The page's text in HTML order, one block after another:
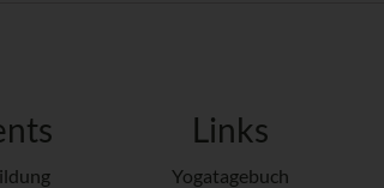
Links
Yogatagebuch